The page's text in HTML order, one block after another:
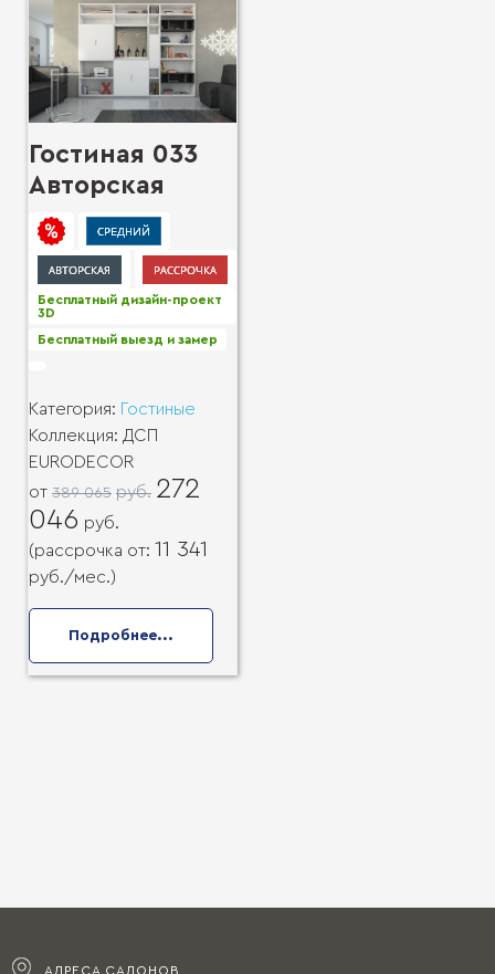
Гостиная 033
Авторская
Бесплатный дизайн-проект
3D
Бесплатный выезд и замер
Категория: Гостиные
Коллекция: ДСП
EURODECOR
от 389 065 руб. 272
046 руб.
(рассрочка от: 11 341
руб./мес.)
Подробнее...
АДРЕСА САЛОНОВ